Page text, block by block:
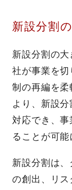
新設分割
新設分割の
社が事業を
制の再編を
より、新設
対応でき、
ることが可能
新設分割は
の創出、リ